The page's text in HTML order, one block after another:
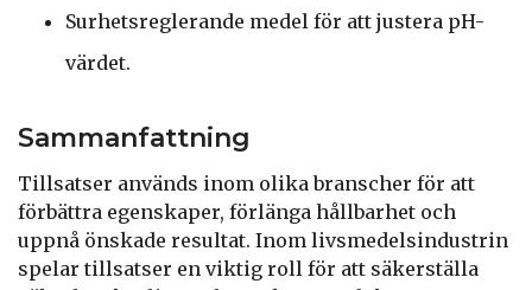
Surhetsreglerande medel för att justera pH-
värdet.
Sammanfattning
Tillsatser används inom olika branscher för att
förbättra egenskaper, förlänga hållbarhet och
uppnå önskade resultat. Inom livsmedelsindustrin
spelar tillsatser en viktig roll för att säkerställa